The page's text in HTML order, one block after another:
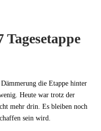
die Etappe hinter
Heute war trotz der
mehr drin. Es bleiben noch
sein wird.